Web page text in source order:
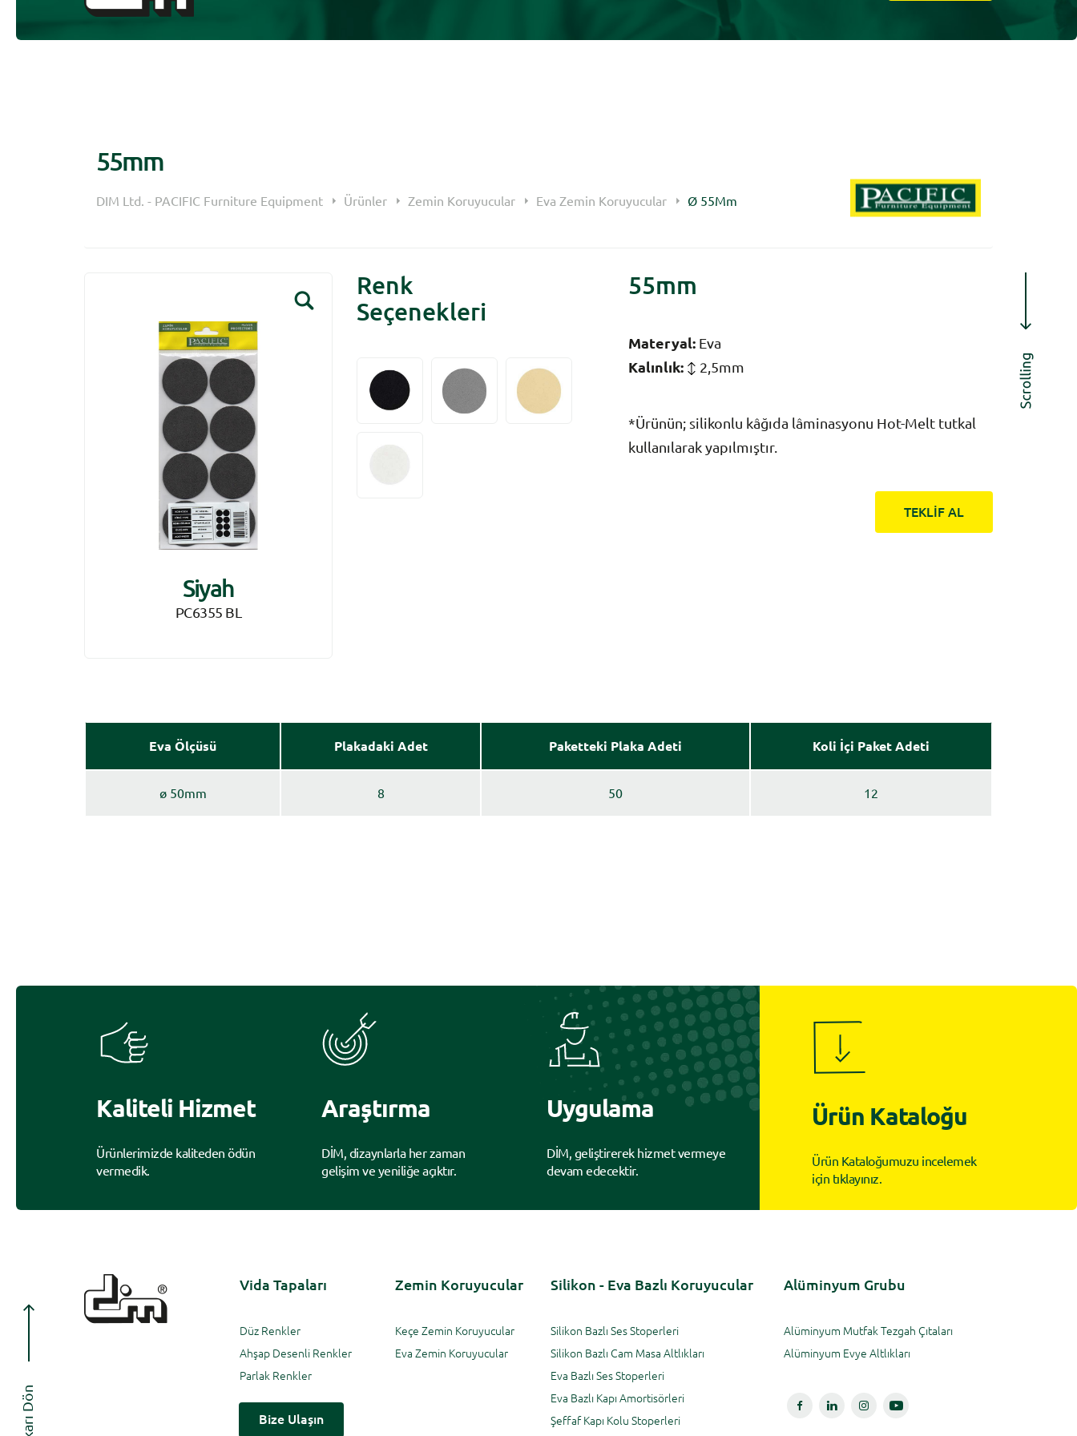
55mm
DIM Ltd. - PACIFIC Furniture Equipment Ürünler Zemin Koruyucular Eva Zemin Koruyucular Ø 55Mm
Siyah
PC6355 BL
Renk
Seçenekleri
55mm
Materyal: Eva
Kalınlık:
2,5mm
*Ürünün; silikonlu kâğıda lâminasyonu Hot-Melt tutkal
kullanılarak yapılmıştır.
TEKLİF AL
Eva Ölçüsü Plakadaki Adet Paketteki Plaka Adeti Koli İçi Paket Adeti
ø 50mm 8 50 12
Kaliteli Hizmet
Ürünlerimizde kaliteden ödün
vermedik.
Araştırma
DİM, dizaynlarla her zaman
gelişim ve yeniliğe açıktır.
Uygulama
DİM, geliştirerek hizmet vermeye
devam edecektir.
Ürün Kataloğu
Ürün Kataloğumuzu incelemek
için tıklayınız.
Yukarı Dön
Vida Tapaları
Düz Renkler
Ahşap Desenli Renkler
Parlak Renkler
Zemin Koruyucular
Keçe Zemin Koruyucular
Eva Zemin Koruyucular
Silikon - Eva Bazlı Koruyucular
Silikon Bazlı Ses Stoperleri
Silikon Bazlı Cam Masa Altlıkları
Eva Bazlı Ses Stoperleri
Eva Bazlı Kapı Amortisörleri
Şeffaf Kapı Kolu Stoperleri
Alüminyum Grubu
Alüminyum Mutfak Tezgah Çıtaları
Alüminyum Evye Altlıkları
Bize Ulaşın